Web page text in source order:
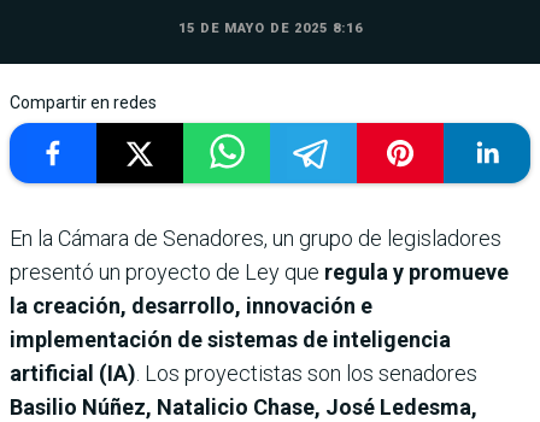
15 DE MAYO DE 2025 8:16
Compartir en redes
En la Cámara de Senadores, un grupo de legisladores
presentó un proyecto de Ley que regula y promueve
la creación, desarrollo, innovación e
implementación de sistemas de inteligencia
artificial (IA). Los proyectistas son los senadores
Basilio Núñez, Natalicio Chase, José Ledesma,